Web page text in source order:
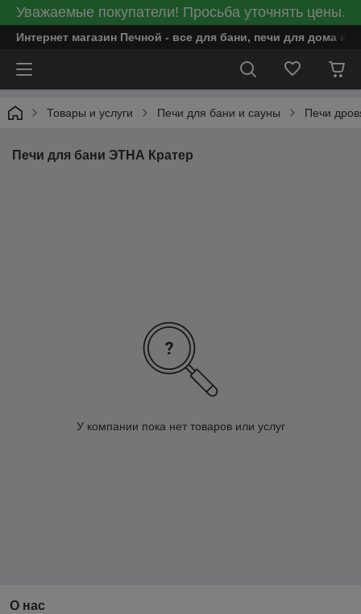
Уважаемые покупатели! Просьба уточнять цены.
Интернет магазин Печной - все для бани, печи для дома и
Товары и услуги Печи для бани и сауны Печи
Печи для бани ЭТНА Кратер
У компании пока нет товаров или услуг
О нас